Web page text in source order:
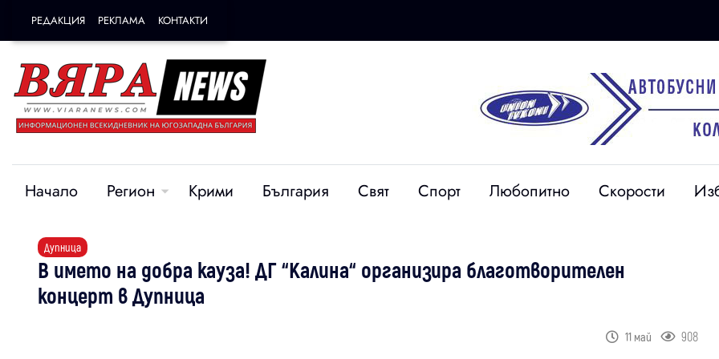
РЕДАКЦИЯ РЕКЛАМА КОНТАКТИ
Начало Регион Крими България Свят Спорт Любопитно Скорости
Дупница
В името на добра кауза! ДГ “Калина“ организира благотворителен
концерт в Дупница
11 май 908